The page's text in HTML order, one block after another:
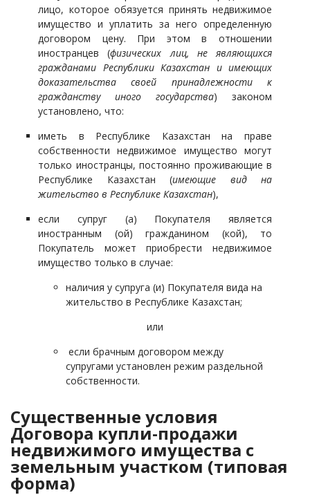
лицо, которое обязуется принять недвижимое
имущество и уплатить за него определенную
договором цену. При этом в отношении
иностранцев (физических лиц, не являющихся
гражданами Республики Казахстан и имеющих
доказательства своей принадлежности к
гражданству иного государства) законом
установлено, что:
иметь в Республике Казахстан на праве
собственности недвижимое имущество могут
только иностранцы, постоянно проживающие в
Республике Казахстан (имеющие вид на
жительство в Республике Казахстан),
если супруг (а) Покупателя является
иностранным (ой) гражданином (кой), то
Покупатель может приобрести недвижимое
имущество только в случае:
наличия у супруга (и) Покупателя вида на
жительство в Республике Казахстан;
или
если брачным договором между
супругами установлен режим раздельной
собственности.
Существенные условия
Договора купли-продажи
недвижимого имущества с
земельным участком (типовая
форма)